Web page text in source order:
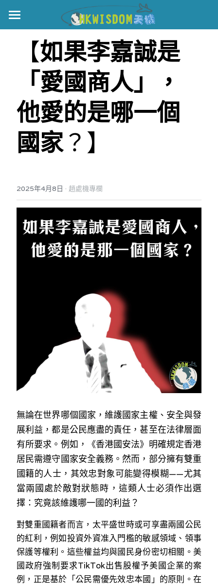
主頁
世界盃
伊美戰爭
黎智英案
正本清源•黎智英案
美西媒體謊言實錄
宏福火災
宏福‧革新
宏福火災正視聽
港聞
國際
反華推手起底
美西霸凌內幕
美西極權主義
真相直擊
莫綺琪專欄
黃萬成專欄
高松傑專欄
林伯強專欄
馮煒光專欄
趙處機專欄
KOL 精選
大衛sir專欄
曾子晴 - 晴深直說
龔靜儀大律師專欄
醫院口岸爆炸案
黎智英案審訊
支聯會案
休閒好介紹
人才招聘
支持讚助
條款及細則
關於我們
搜索
English
【如果李嘉誠是
「愛國商人」，
他愛的是哪一個
國家？】
2025年4月8日 · 趙處機專欄
無論在世界哪個國家，維護國家主權、安全與發
展利益，都是公民應盡的責任，甚至在法律層面
有所要求。例如，《香港國安法》明確規定香港
居民需遵守國家安全義務。然而，部分擁有雙重
國籍的人士，其效忠對象可能變得模糊——尤其
當兩國處於敵對狀態時，這類人士必須作出選
擇：究竟該維護哪一國的利益？
對雙重國籍者而言，太平盛世時或可享盡兩國公民
的紅利，例如投資外資准入門檻的敏感領域、領事
保護等權利。這些權益均與國民身份密切相關。美
國政府強制要求TikTok出售股權予美國企業的案
例，正是基於「公民需優先效忠本國」的原則。在